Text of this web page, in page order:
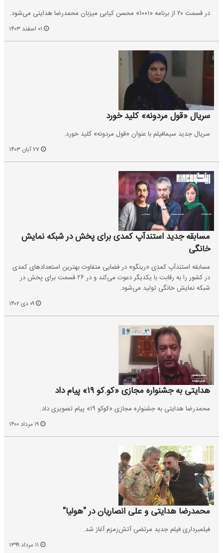
در قسمت ۲۰ از برنامه «۱۰۰۱» محسن کیایی میزبان محمدرضا هدایتی می‌شود.
سریال «قول مردونه» کلید خورد
سریال جدید سیمافیلم با عنوان «قول مردونه» کلید خورد.
مسابقه جدید استندآپ کمدی برای پخش در شبکه نمایش
خانگی
مسابقه استندآپ کمدی «رینگو» در فضایی متفاوت بهترین استعدادهای کمدی
در کشور را به رقابت با یکدیگر دعوت می‌کند و در ۲۶ قسمت برای پخش در
شبکه نمایش خانگی تولید می‌شود.
هدایتی به جشنواره مجازی «کو.کو ۱۹» پیام داد
محمدرضا هدایتی به جشنواره مجازی «کوکو ۱۹» پیام تصویری داد.
محمدرضا هدایتی و علی انصاریان در "هولیا"
فیلمبرداری فیلم جدید مرتضی آتش‌زمزم آغاز شد.